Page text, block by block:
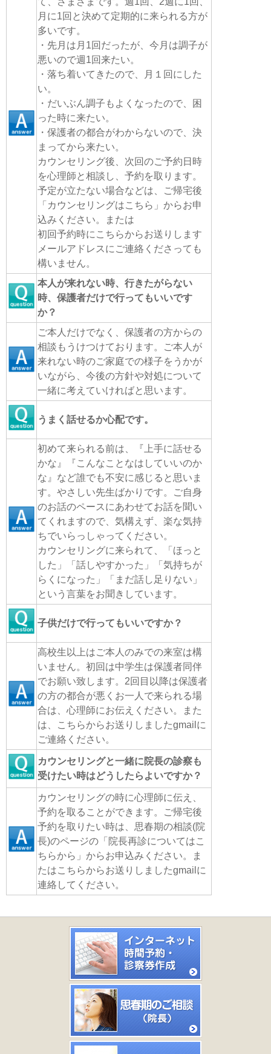
月に1回と決めて定期的に来られる方が
多いです。
・先月は月1回だったが、今月は調子が
悪いので週1回来たい。
・落ち着いてきたので、月１回にした
い。
・だいぶん調子もよくなったので、困
った時に来たい。
・保護者の都合がわからないので、決
まってから来たい。
カウンセリング後、次回のご予約日時
を心理師と相談し、予約を取ります。
予定が立たない場合などは、ご帰宅後
「カウンセリングはこちら」からお申
込みください。または
初回予約時にこちらからお送りします
メールアドレスにご連絡くださっても
構いません。
本人が来れない時、行きたがらない
時、保護者だけで行ってもいいです
か？
ご本人だけでなく、保護者の方からの
相談もうけつけております。ご本人が
来れない時のご家庭での様子をうかが
いながら、今後の方針や対処について
一緒に考えていければと思います。
うまく話せるか心配です。
初めて来られる前は、『上手に話せる
かな』『こんなことなはしていいのか
な』など誰でも不安に感じると思いま
す。やさしい先生ばかりです。ご自身
のお話のペースにあわせてお話を聞い
てくれますので、気構えず、楽な気持
ちでいらっしゃってください。
カウンセリングに来られて、「ほっと
した」「話しやすかった」「気持ちが
らくになった」「まだ話し足りない」
という言葉をお聞きしています。
子供だけで行ってもいいですか？
高校生以上はご本人のみでの来室は構
いません。初回は中学生は保護者同伴
でお願い致します。2回目以降は保護者
の方の都合が悪くお一人で来られる場
合は、心理師にお伝えください。また
は、こちらからお送りしましたgmailに
ご連絡ください。
カウンセリングと一緒に院長の診察も
受けたい時はどうしたらよいですか？
カウンセリングの時に心理師に伝え、
予約を取ることができます。ご帰宅後
予約を取りたい時は、思春期の相談(院
長)のページの「院長再診についてはこ
ちらから」からお申込みください。ま
たはこちらからお送りしましたgmailに
連絡してください。